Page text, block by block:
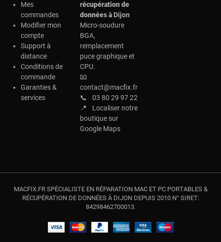
Mes
commandes
Modifier mon
compte
Support à
distance
Conditions de
commande
Garanties &
services
récupération de
données àDijon
Micro-soudure
BGA,
remplacement
puce graphique et
CPU.
📧
contact@macfix.fr
📞
03 80 29 97 22
📍
Localiser notre
boutique sur
Google Maps
MACFIX.FR SPÉCIALISTE EN RÉPARATION MAC ET PC PORTABLES &
RÉCUPÉRATION DE DONNÉES À DIJON DEPUIS 2010 N° SIRET:
84298462700013.